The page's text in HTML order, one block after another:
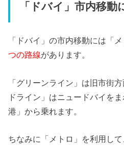
「ドバイ」市内移動
「ドバイ」の市内移動には「
つの路線があります。
「グリーンライン」は旧市街
ドライン」はニュードバイを
港」から乗れます。
ちなみに「メトロ」を利用し